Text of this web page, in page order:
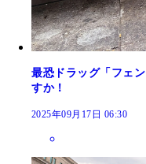
最恐ドラッグ「フェ
すか！
2025年09月17日 06:30